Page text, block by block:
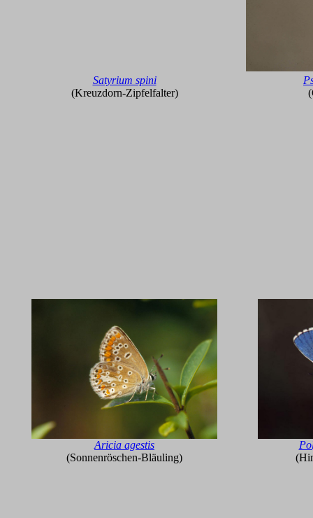
Satyrium spini
(Kreuzdorn-Zipfelfalter)
Aricia agestis
(Sonnenröschen-Bläuling)